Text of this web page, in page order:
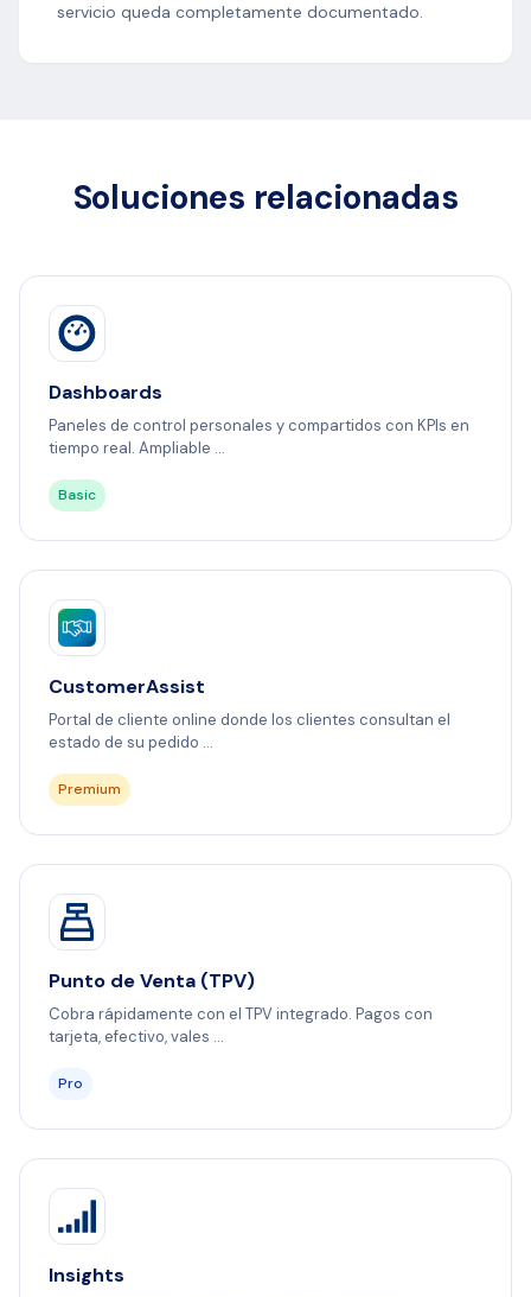
servicio queda completamente documentado.
Soluciones relacionadas
Dashboards
Paneles de control personales y compartidos con KPIs en
tiempo real. Ampliable ...
Basic
CustomerAssist
Portal de cliente online donde los clientes consultan el
estado de su pedido ...
Premium
Punto de Venta (TPV)
Cobra rápidamente con el TPV integrado. Pagos con
tarjeta, efectivo, vales ...
Pro
Insights